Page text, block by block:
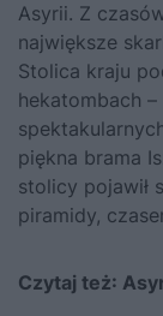
Asyrii. Z
największe
Stolica kraju
hekatombach
piękna brama
stolicy pojawił
piramidy,
Czytaj też: